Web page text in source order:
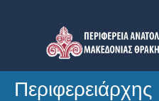
Περιφερειάρχης